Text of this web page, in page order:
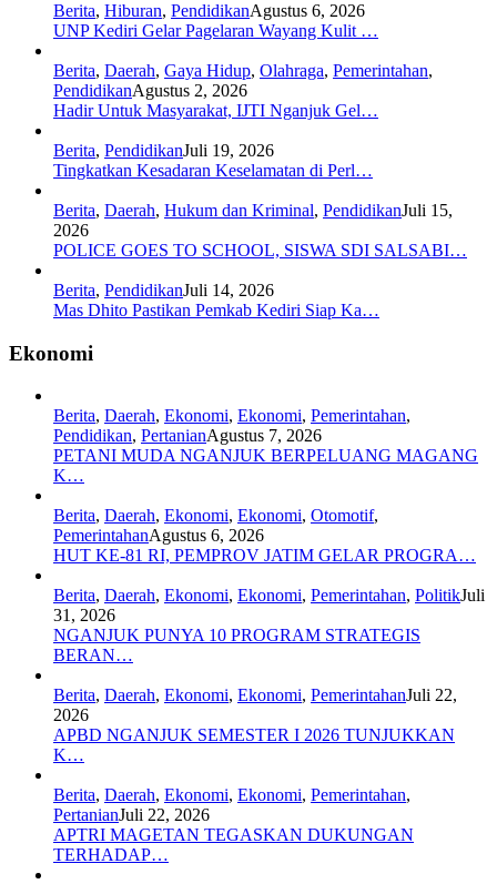
Berita, Hiburan, PendidikanAgustus 6, 2026
UNP Kediri Gelar Pagelaran Wayang Kulit …
Berita, Daerah, Gaya Hidup, Olahraga, Pemerintahan,
PendidikanAgustus 2, 2026
Hadir Untuk Masyarakat, IJTI Nganjuk Gel…
Berita, PendidikanJuli 19, 2026
Tingkatkan Kesadaran Keselamatan di Perl…
Berita, Daerah, Hukum dan Kriminal, PendidikanJuli 15,
2026
POLICE GOES TO SCHOOL, SISWA SDI SALSABI…
Berita, PendidikanJuli 14, 2026
Mas Dhito Pastikan Pemkab Kediri Siap Ka…
Ekonomi
Berita, Daerah, Ekonomi, Ekonomi, Pemerintahan,
Pendidikan, PertanianAgustus 7, 2026
PETANI MUDA NGANJUK BERPELUANG MAGANG
K…
Berita, Daerah, Ekonomi, Ekonomi, Otomotif,
PemerintahanAgustus 6, 2026
HUT KE-81 RI, PEMPROV JATIM GELAR PROGRA…
Berita, Daerah, Ekonomi, Ekonomi, Pemerintahan, PolitikJuli
31, 2026
NGANJUK PUNYA 10 PROGRAM STRATEGIS
BERAN…
Berita, Daerah, Ekonomi, Ekonomi, PemerintahanJuli 22,
2026
APBD NGANJUK SEMESTER I 2026 TUNJUKKAN
K…
Berita, Daerah, Ekonomi, Ekonomi, Pemerintahan,
PertanianJuli 22, 2026
APTRI MAGETAN TEGASKAN DUKUNGAN
TERHADAP…